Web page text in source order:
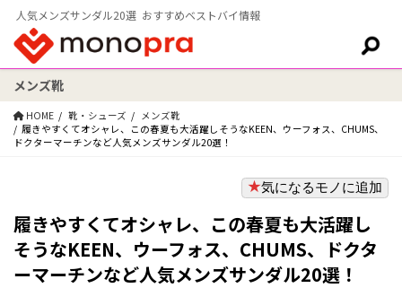
人気メンズサンダル20選 おすすめベストバイ情報
検索:
メンズ靴
HOME 靴・シューズ
メンズ靴
履きやすくてオシャレ、この春夏も大活躍しそうなKEEN、ウーフォス、CHUMS、
ドクターマーチンなど人気メンズサンダル20選！
気になるモノに追加
履きやすくてオシャレ、この春夏も大活躍し
そうなKEEN、ウーフォス、CHUMS、ドクタ
ーマーチンなど人気メンズサンダル20選！